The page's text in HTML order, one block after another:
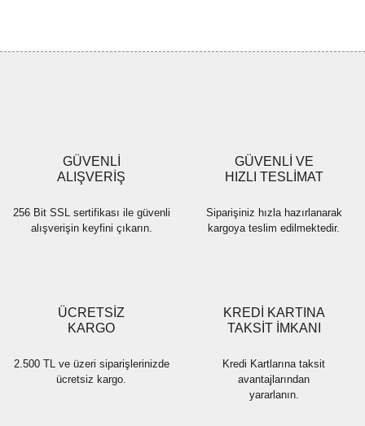
Ürün fiyatı diğer sitelerden daha pahalı.
Bu ürüne benzer farklı alternatifler olmalı.
GÜVENLİ
ALIŞVERİŞ
256 Bit SSL sertifikası ile güvenli
alışverişin keyfini çıkarın.
GÜVENLİ VE
HIZLI TESLİMAT
Siparişiniz hızla hazırlanarak
kargoya teslim edilmektedir.
ÜCRETSİZ
KARGO
2.500 TL ve üzeri siparişlerinizde
ücretsiz kargo.
KREDİ KARTINA
TAKSİT İMKANI
Kredi Kartlarına taksit
avantajlarından
yararlanın.